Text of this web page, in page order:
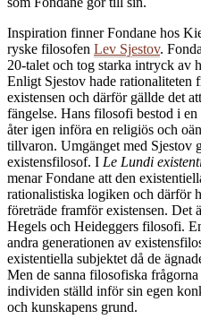
Inspiration finner Fondane hos
ryske filosofen Lev Sjestov.
20-talet och tog starka intryck av
Enligt Sjestov hade rationaliteten
existensen och därför gällde det
fängelse. Hans filosofi bestod i
åter igen införa en religiös och
tillvaron. Umgänget med Sjestov
existensfilosof. I Le Lundi
menar Fondane att den
rationalistiska logiken och därför
företräde framför existensen. Det
Hegels och Heideggers filosofi.
andra generationen av
existentiella subjektet då de
Men de sanna filosofiska
individen ställd inför sin egen
och kunskapens grund.